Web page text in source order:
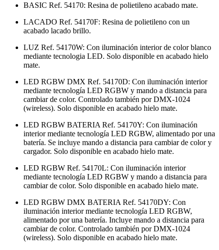
BASIC Ref. 54170: Resina de polietileno acabado mate.
LACADO Ref. 54170F: Resina de polietileno con un
acabado lacado brillo.
LUZ Ref. 54170W: Con iluminación interior de color blanco
mediante tecnologia LED. Solo disponible en acabado hielo
mate.
LED RGBW DMX Ref. 54170D: Con iluminación interior
mediante tecnología LED RGBW y mando a distancia para
cambiar de color. Controlado también por DMX-1024
(wireless). Solo disponible en acabado hielo mate.
LED RGBW BATERIA Ref. 54170Y: Con iluminación
interior mediante tecnología LED RGBW, alimentado por una
batería. Se incluye mando a distancia para cambiar de color y
cargador. Solo disponible en acabado hielo mate.
LED RGBW Ref. 54170L: Con iluminación interior
mediante tecnología LED RGBW y mando a distancia para
cambiar de color. Solo disponible en acabado hielo mate.
LED RGBW DMX BATERIA Ref. 54170DY: Con
iluminación interior mediante tecnología LED RGBW,
alimentado por una batería. Incluye mando a distancia para
cambiar de color. Controlado también por DMX-1024
(wireless). Solo disponible en acabado hielo mate.